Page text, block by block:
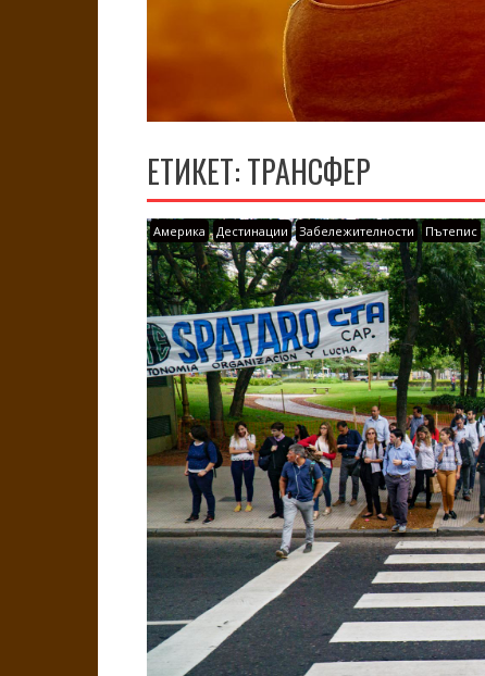
ЕТИКЕТ:ТРАНСФЕР
Америка Дестинации Забележителности Пътепис